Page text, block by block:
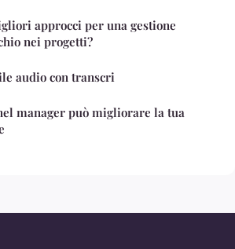
approcci per una gestione
nei progetti?
audio con transcri
manager può migliorare la tua